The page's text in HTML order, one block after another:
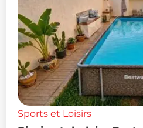
Sports et Loisirs